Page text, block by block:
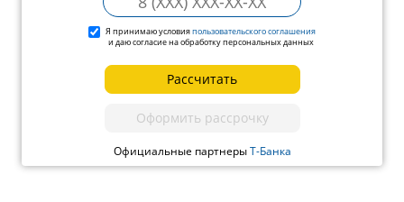
Я принимаю условияпользовательского соглашения
и даю согласие на обработку персональных данных
Рассчитать
Оформить рассрочку
Официальные партнерыТ-Банка